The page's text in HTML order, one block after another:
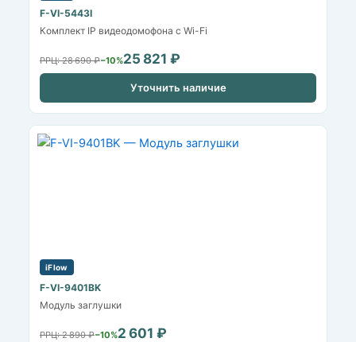
F-VI-5443I
Комплект IP видеодомофона с Wi-Fi
РРЦ: 28 690 ₽−10%25 821 ₽
Уточнить наличие
iFlow
F-VI-9401BK
Модуль заглушки
РРЦ: 2 890 ₽−10%2 601 ₽